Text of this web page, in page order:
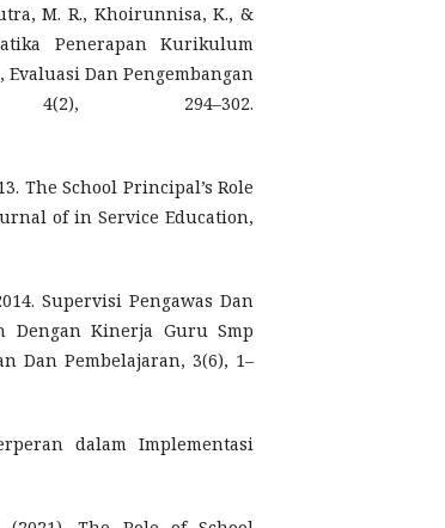
M. R., Khoirunnisa, K., &
Penerapan Kurikulum
Dan Pengembangan
4(2), 294–302.
The School Principal’s Role
of in Service Education,
Supervisi Pengawas Dan
Dengan Kinerja Guru Smp
Dan Pembelajaran, 3(6), 1–
dalam Implementasi